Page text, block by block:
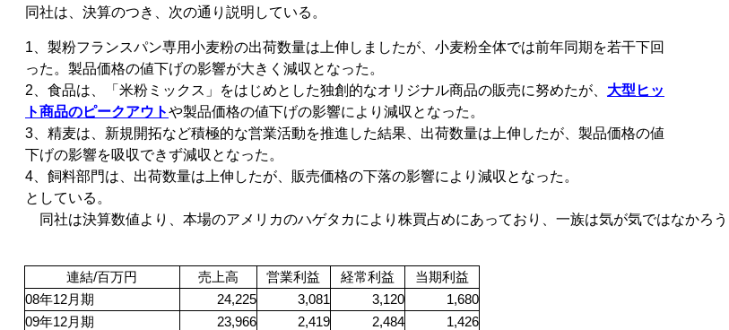
同社は、決算のつき、次の通り説明している。
1、製粉フランスパン専用小麦粉の出荷数量は上伸しましたが、小麦粉全体では前年同期を若干下回
った。製品価格の値下げの影響が大きく減収となった。
2、食品は、「米粉ミックス」をはじめとした独創的なオリジナル商品の販売に努めたが、 大型ヒッ
ト商品のピークアウトや製品価格の値下げの影響により減収となった。
3、精麦は、新規開拓など積極的な営業活動を推進した結果、出荷数量は上伸したが、製品価格の値
下げの影響を吸収できず減収となった。
4、飼料部門は、出荷数量は上伸したが、販売価格の下落の影響により減収となった。
としている。
同社は決算数値より、本場のアメリカのハゲタカにより株買占めにあっており、一族は気が気ではなかろう
連結/百万円 売上高 営業利益 経常利益
当期利益
08年12月期 24,225 3,081 3,120
1,680
09年12月期 23,966 2,419 2,484
1,426